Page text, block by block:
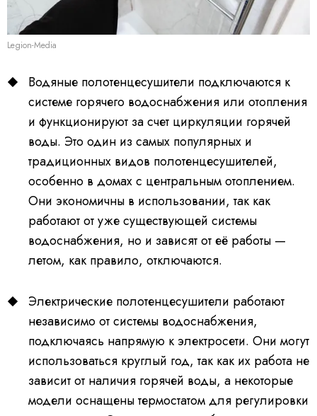
Legion-Media
Водяные полотенцесушители подключаются к
системе горячего водоснабжения или отопления
и функционируют за счет циркуляции горячей
воды. Это один из самых популярных и
традиционных видов полотенцесушителей,
особенно в домах с центральным отоплением.
Они экономичны в использовании, так как
работают от уже существующей системы
водоснабжения, но и зависят от её работы —
летом, как правило, отключаются.
Электрические полотенцесушители работают
независимо от системы водоснабжения,
подключаясь напрямую к электросети. Они могут
использоваться круглый год, так как их работа не
зависит от наличия горячей воды, а некоторые
модели оснащены термостатом для регулировки